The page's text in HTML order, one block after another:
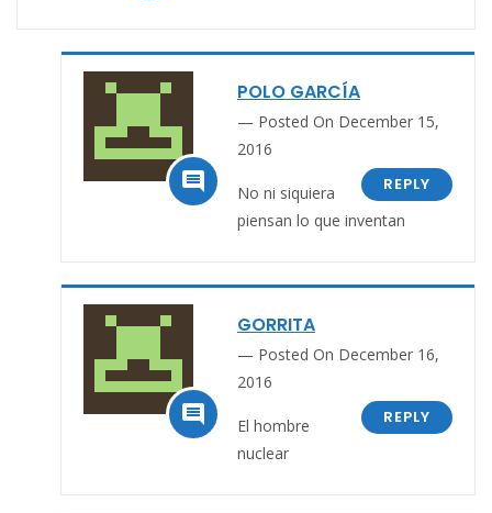

POLO GARCÍA
Posted On December 15,
2016
REPLY
No ni siquiera
piensan lo que inventan

GORRITA
Posted On December 16,
2016
REPLY
El hombre
nuclear